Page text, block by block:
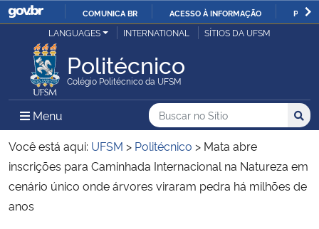
IR
O
COMUNICA BR ACESSO À INFORMAÇÃO
Ministério da Justiça e Segurança Pública
Ministério da Defesa
Ministério das Relações Exteriores
Ministério da Economia
LANGUAGES INTERNATIONAL SÍTIOS DA UFSM
Politécnico
Colégio Politécnico da UFSM
Menu Menu Principal do Sítio
Busca
Buscar no no Sítio
Busca:
Você está aqui: UFSM > Politécnico > Mata abre
inscrições para Caminhada Internacional na Natureza em
cenário único onde árvores viraram pedra há milhões de
anos